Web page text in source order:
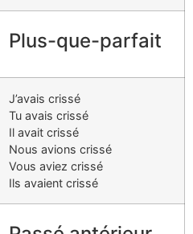
Plus-que-parfait
J’avais crissé
Tu avais crissé
Il avait crissé
Nous avions crissé
Vous aviez crissé
Ils avaient crissé